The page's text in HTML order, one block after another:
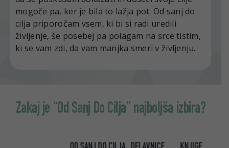
mogoče pa, ker je bila to lažja pot. Od sanj do
cilja priporočam vsem, ki bi si radi uredili
življenje, še posebej pa polagam na srce tistim,
ki se vam zdi, da vam manjka smeri v življenju.
Zakaj je “Od Sanj Do Cilja” najboljša izbira?